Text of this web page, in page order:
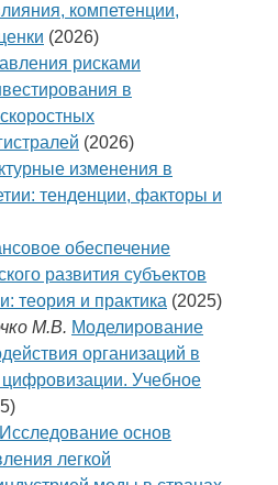
компетенции,
(2026)
рисками
в
(2026)
изменения в
тенденции, факторы и
обеспечение
развития субъектов
теория и практика (2025)
М.В. Моделирование
организаций в
Учебное
Исследование основ
легкой